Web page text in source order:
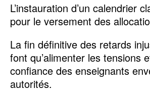
L’instauration d’un calendrier
pour le versement des
La fin définitive des retards
font qu’alimenter les tensions
confiance des enseignants
autorités.